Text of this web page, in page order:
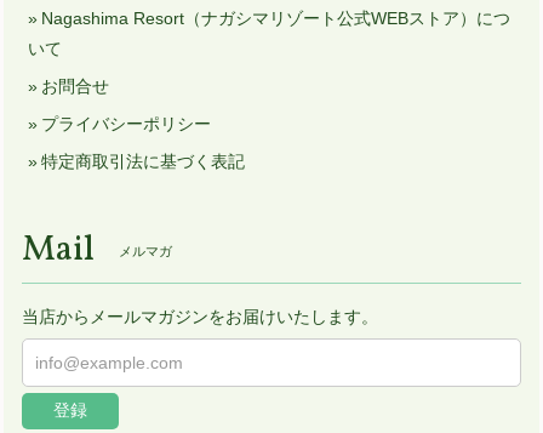
Nagashima Resort（ナガシマリゾート公式WEBストア）につ
いて
お問合せ
プライバシーポリシー
特定商取引法に基づく表記
Mail メルマガ
当店からメールマガジンをお届けいたします。
登録